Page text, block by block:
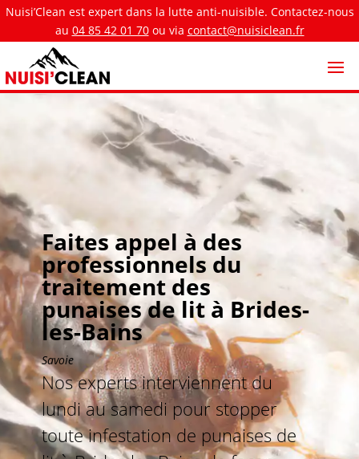
Nuisi’Clean est expert dans la lutte anti-nuisible. Contactez-nous
au 04 85 42 01 70ou via contact@nuisiclean.fr
Faites appel à des
professionnels du
traitement des
punaises de lit à Brides-
les-Bains
Savoie
Nos experts interviennent du
lundi au samedi pour stopper
toute infestation de punaises de